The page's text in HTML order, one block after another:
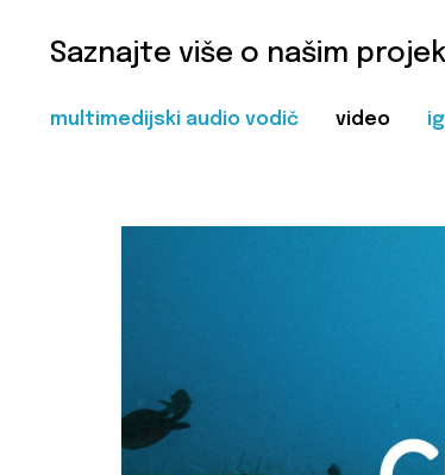
Saznajte više o našim
multimedijski audio vodič video